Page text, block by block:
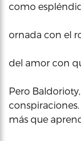
como
ornada con el
del amor con
Pero
más que